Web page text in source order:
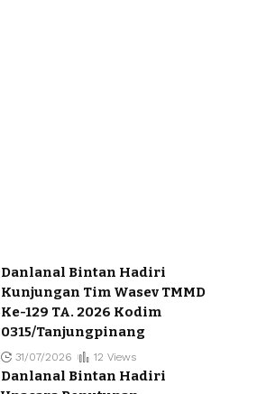
Danlanal Bintan Hadiri
Kunjungan Tim Wasev TMMD
Ke-129 TA. 2026 Kodim
0315/Tanjungpinang
31/07/2026 12 Views
Danlanal Bintan Hadiri